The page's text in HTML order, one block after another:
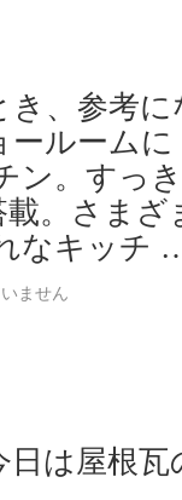
き、参考
ールーム
ン。すっ
。さま
なキッチ
ません
は屋根